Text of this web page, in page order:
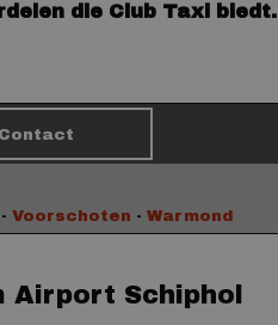
die Club Taxi biedt.
Contact
- Voorschoten - Warmond
Schiphol